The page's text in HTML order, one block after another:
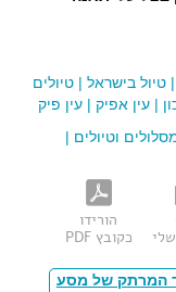
טיול בישראל| טיולים
| עין אפיק| עין פיק
וטיולים |
הורידו
כקובץ PDF
המרתק של מסע